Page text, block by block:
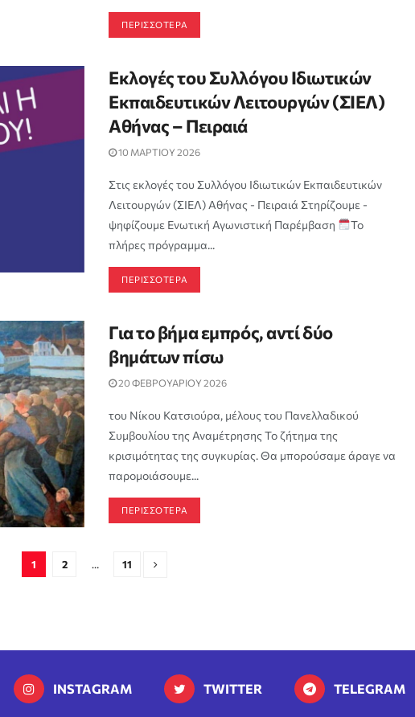
ΠΕΡΙΣΣΟΤΕΡΑ
Εκλογές του Συλλόγου Ιδιωτικών
Εκπαιδευτικών Λειτουργών (ΣΙΕΛ)
Αθήνας – Πειραιά
10 ΜΑΡΤΙΟΥ 2026
Στις εκλογές του Συλλόγου Ιδιωτικών Εκπαιδευτικών
Λειτουργών (ΣΙΕΛ) Αθήνας - Πειραιά Στηρίζουμε -
ψηφίζουμε Ενωτική Αγωνιστική Παρέμβαση
Το
πλήρες πρόγραμμα...
ΠΕΡΙΣΣΟΤΕΡΑ
Για το βήμα εμπρός, αντί δύο
βημάτων πίσω
20 ΦΕΒΡΟΥΑΡΙΟΥ 2026
του Νίκου Κατσιούρα, μέλους του Πανελλαδικού
Συμβουλίου της Αναμέτρησης Το ζήτημα της
κρισιμότητας της συγκυρίας. Θα μπορούσαμε άραγε να
παρομοιάσουμε...
ΠΕΡΙΣΣΟΤΕΡΑ
1 2 … 11
INSTAGRAM TWITTER TELEGRAM